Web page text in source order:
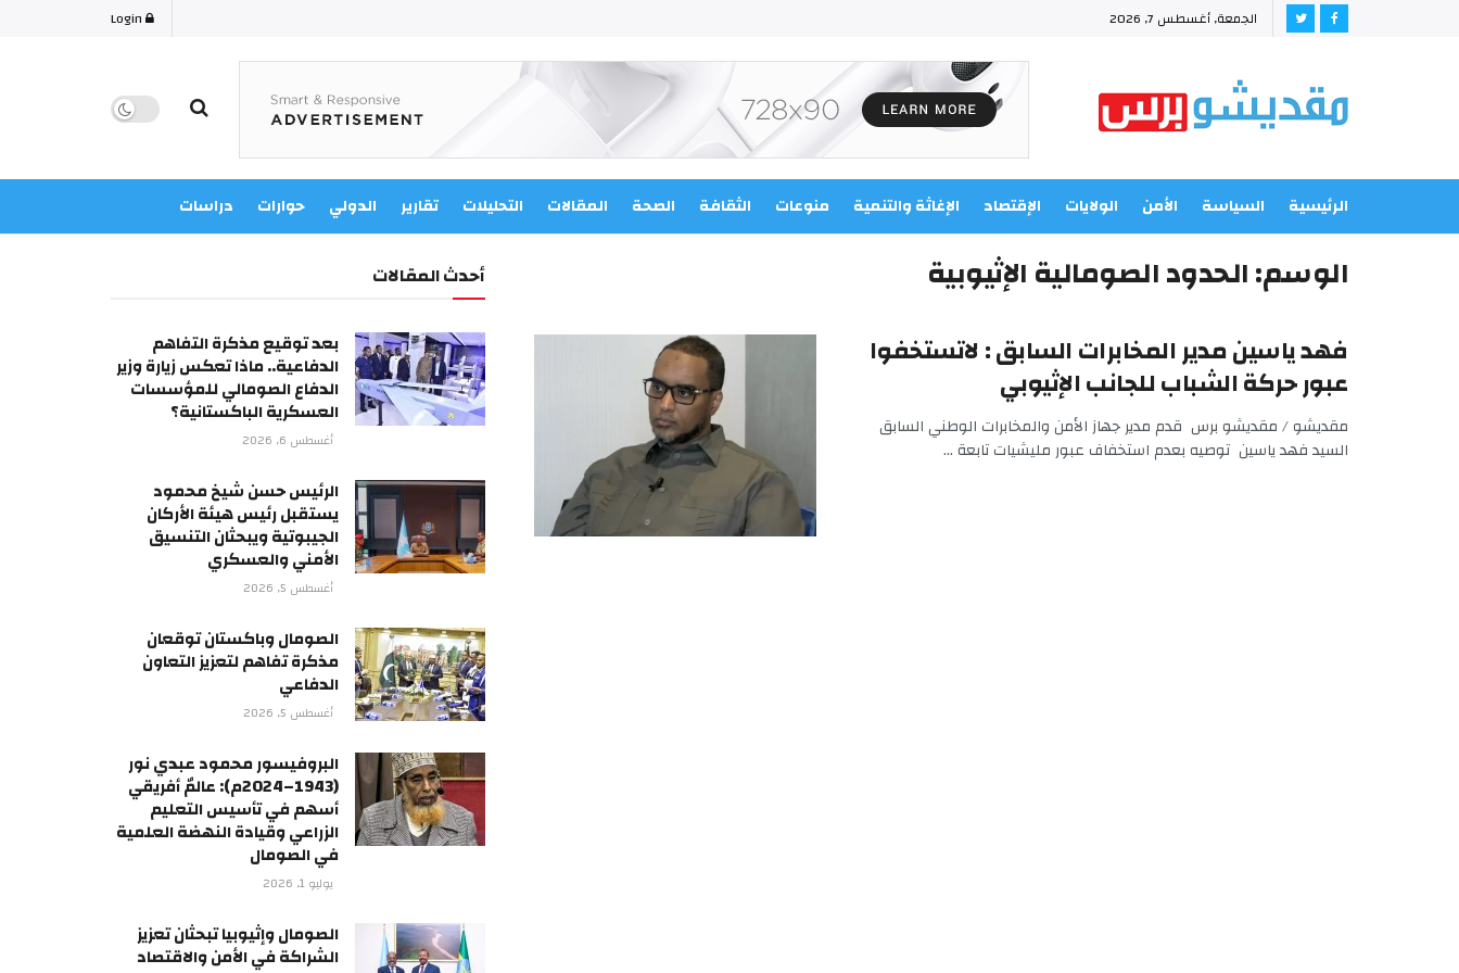
الجمعة, أغسطس 7, 2026
الرئيسية السياسة الأمن الولايات الإقتصاد الإغاثة والتنمية منوعات الثقافة الصحة المقالات التحليلات تقارير الدولي حوارات دراسات
الوسم:الحدود الصومالية الإثيوبية
فهد ياسين مدير المخابرات السابق : لاتستخفوا
عبور حركة الشباب للجانب الإثيوبي
مقديشو / مقديشو برس قدم مدير جهاز الأمن والمخابرات الوطني السابق
السيد فهد ياسين توصيه بعدم استخفاف عبور مليشيات تابعة ...
أحدث المقالات
بعد توقيع مذكرة التفاهم
الدفاعية.. ماذا تعكس زيارة وزير
الدفاع الصومالي للمؤسسات
العسكرية الباكستانية؟
أغسطس 6, 2026
الرئيس حسن شيخ محمود
يستقبل رئيس هيئة الأركان
الجيبوتية ويبحثان التنسيق
الأمني والعسكري
أغسطس 5, 2026
الصومال وباكستان توقعان
مذكرة تفاهم لتعزيز التعاون
الدفاعي
أغسطس 5, 2026
البروفيسور محمود عبدي نور
(1943–2024م): عالمٌ أفريقي
أسهم في تأسيس التعليم
الزراعي وقيادة النهضة العلمية
في الصومال
يوليو 1, 2026
الصومال وإثيوبيا تبحثان تعزيز
الشراكة في الأمن والاقتصاد